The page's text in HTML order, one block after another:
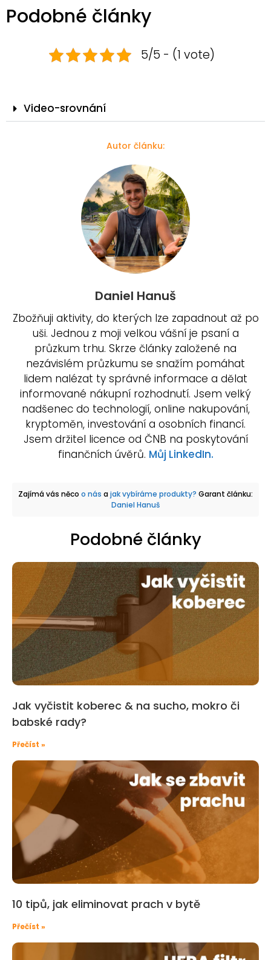
Podobné články
5/5 - (1 vote)
Video-srovnání
Autor článku:
Daniel Hanuš
Zbožňuji aktivity, do kterých lze zapadnout až po
uši. Jednou z moji velkou vášní je psaní a
průzkum trhu. Skrze články založené na
nezávislém průzkumu se snažím pomáhat
lidem nalézat ty správné informace a dělat
informované nákupní rozhodnutí. Jsem velký
nadšenec do technologií, online nakupování,
kryptoměn, investování a osobních financí.
Jsem držitel licence od ČNB na poskytování
finančních úvěrů. Můj LinkedIn.
Zajímá vás něco o nás ajak vybíráme produkty? Garant článku:
Daniel Hanuš
Podobné články
Jak vyčistit koberec & na sucho, mokro či
babské rady?
Přečíst »
10 tipů, jak eliminovat prach v bytě
Přečíst »